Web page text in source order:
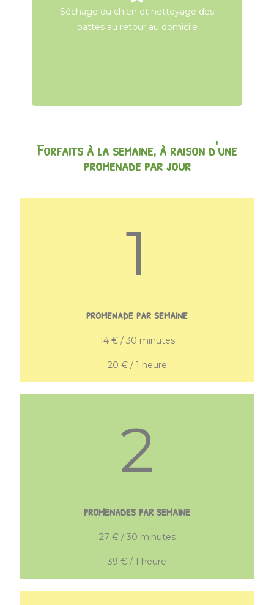
Séchage du chien et nettoyage des
pattes au retour au domicile
Séchage du chien et nettoyage des
pattes au retour au domicile
Forfaits à la semaine, à raison d'une
promenade par jour
1
promenade par semaine
14 € / 30 minutes
20 € / 1 heure
2
promenades par semaine
27 € / 30 minutes
39 € / 1 heure